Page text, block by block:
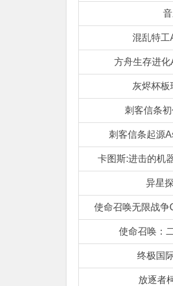
混乱特工
方舟生存进
灰烬杯板
刺客信条
刺客信条起源
卡图斯:进击的机
异星
使命召唤无限战争
使命召唤：
终极国
放逐者